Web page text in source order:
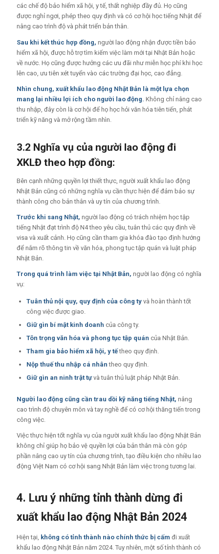
các chế độ bảo hiểm xã hội, y tế, thất nghiệp đầy đủ. Họ cũng
được nghỉ ngơi, phép theo quy định và có cơ hội học tiếng Nhật để
nâng cao trình độ và phát triển bản thân.
Sau khi kết thúc hợp đồng, người lao động nhận được tiền bảo
hiểm xã hội, được hỗ trợ tìm kiếm việc làm mới tại Nhật Bản hoặc
về nước. Họ cũng được hưởng các ưu đãi như miễn học phí khi học
lên cao, ưu tiên xét tuyển vào các trường đại học, cao đẳng.
Nhìn chung, xuất khẩu lao động Nhật Bản là một lựa chọn
mang lại nhiều lợi ích cho người lao động. Không chỉ nâng cao
thu nhập, đây còn là cơ hội để họ học hỏi văn hóa tiên tiến, phát
triển kỹ năng và mở rộng tầm nhìn.
3.2 Nghĩa vụ của người lao động đi
XKLĐ theo hợp đồng:
Bên cạnh những quyền lợi thiết thực, người xuất khẩu lao động
Nhật Bản cũng có những nghĩa vụ cần thực hiện để đảm bảo sự
thành công cho bản thân và uy tín của chương trình.
Trước khi sang Nhật, người lao động có trách nhiệm học tập
tiếng Nhật đạt trình độ N4 theo yêu cầu, tuân thủ các quy định về
visa và xuất cảnh. Họ cũng cần tham gia khóa đào tạo định hướng
để nắm rõ thông tin về văn hóa, phong tục tập quán và luật pháp
Nhật Bản.
Trong quá trình làm việc tại Nhật Bản, người lao động có nghĩa
vụ:
Tuân thủ nội quy, quy định của công tyvà hoàn thành tốt
công việc được giao.
Giữ gìn bí mật kinh doanh của công ty.
Tôn trọng văn hóa và phong tục tập quán của Nhật Bản.
Tham gia bảo hiểm xã hội, y tếtheo quy định.
Nộp thuế thu nhập cá nhân theo quy định.
Giữ gìn an ninh trật tựvà tuân thủ luật pháp Nhật Bản.
Người lao động cũng cần trau dồi kỹ năng tiếng Nhật, nâng
cao trình độ chuyên môn và tay nghề để có cơ hội thăng tiến trong
công việc.
Việc thực hiện tốt nghĩa vụ của người xuất khẩu lao động Nhật Bản
không chỉ giúp họ bảo vệ quyền lợi của bản thân mà còn góp
phần nâng cao uy tín của chương trình, tạo điều kiện cho nhiều lao
động Việt Nam có cơ hội sang Nhật Bản làm việc trong tương lai.
4. Lưu ý những tỉnh thành dừng đi
xuất khẩu lao động Nhật Bản 2024
Hiện tại, không có tỉnh thành nào chính thức bị cấm đi xuất
khẩu lao động Nhật Bản năm 2024. Tuy nhiên, một số tỉnh thành có